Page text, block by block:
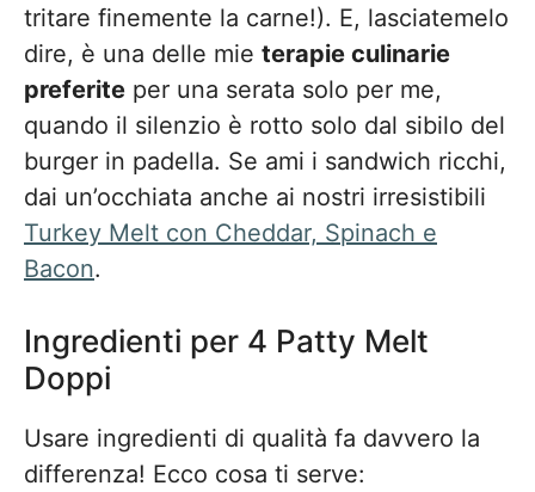
tritare finemente la carne!). E, lasciatemelo
dire, è una delle mie terapie culinarie
preferite per una serata solo per me,
quando il silenzio è rotto solo dal sibilo del
burger in padella. Se ami i sandwich ricchi,
dai un’occhiata anche ai nostri irresistibili
Turkey Melt con Cheddar, Spinach e
Bacon.
Ingredienti per 4 Patty Melt
Doppi
Usare ingredienti di qualità fa davvero la
differenza! Ecco cosa ti serve: